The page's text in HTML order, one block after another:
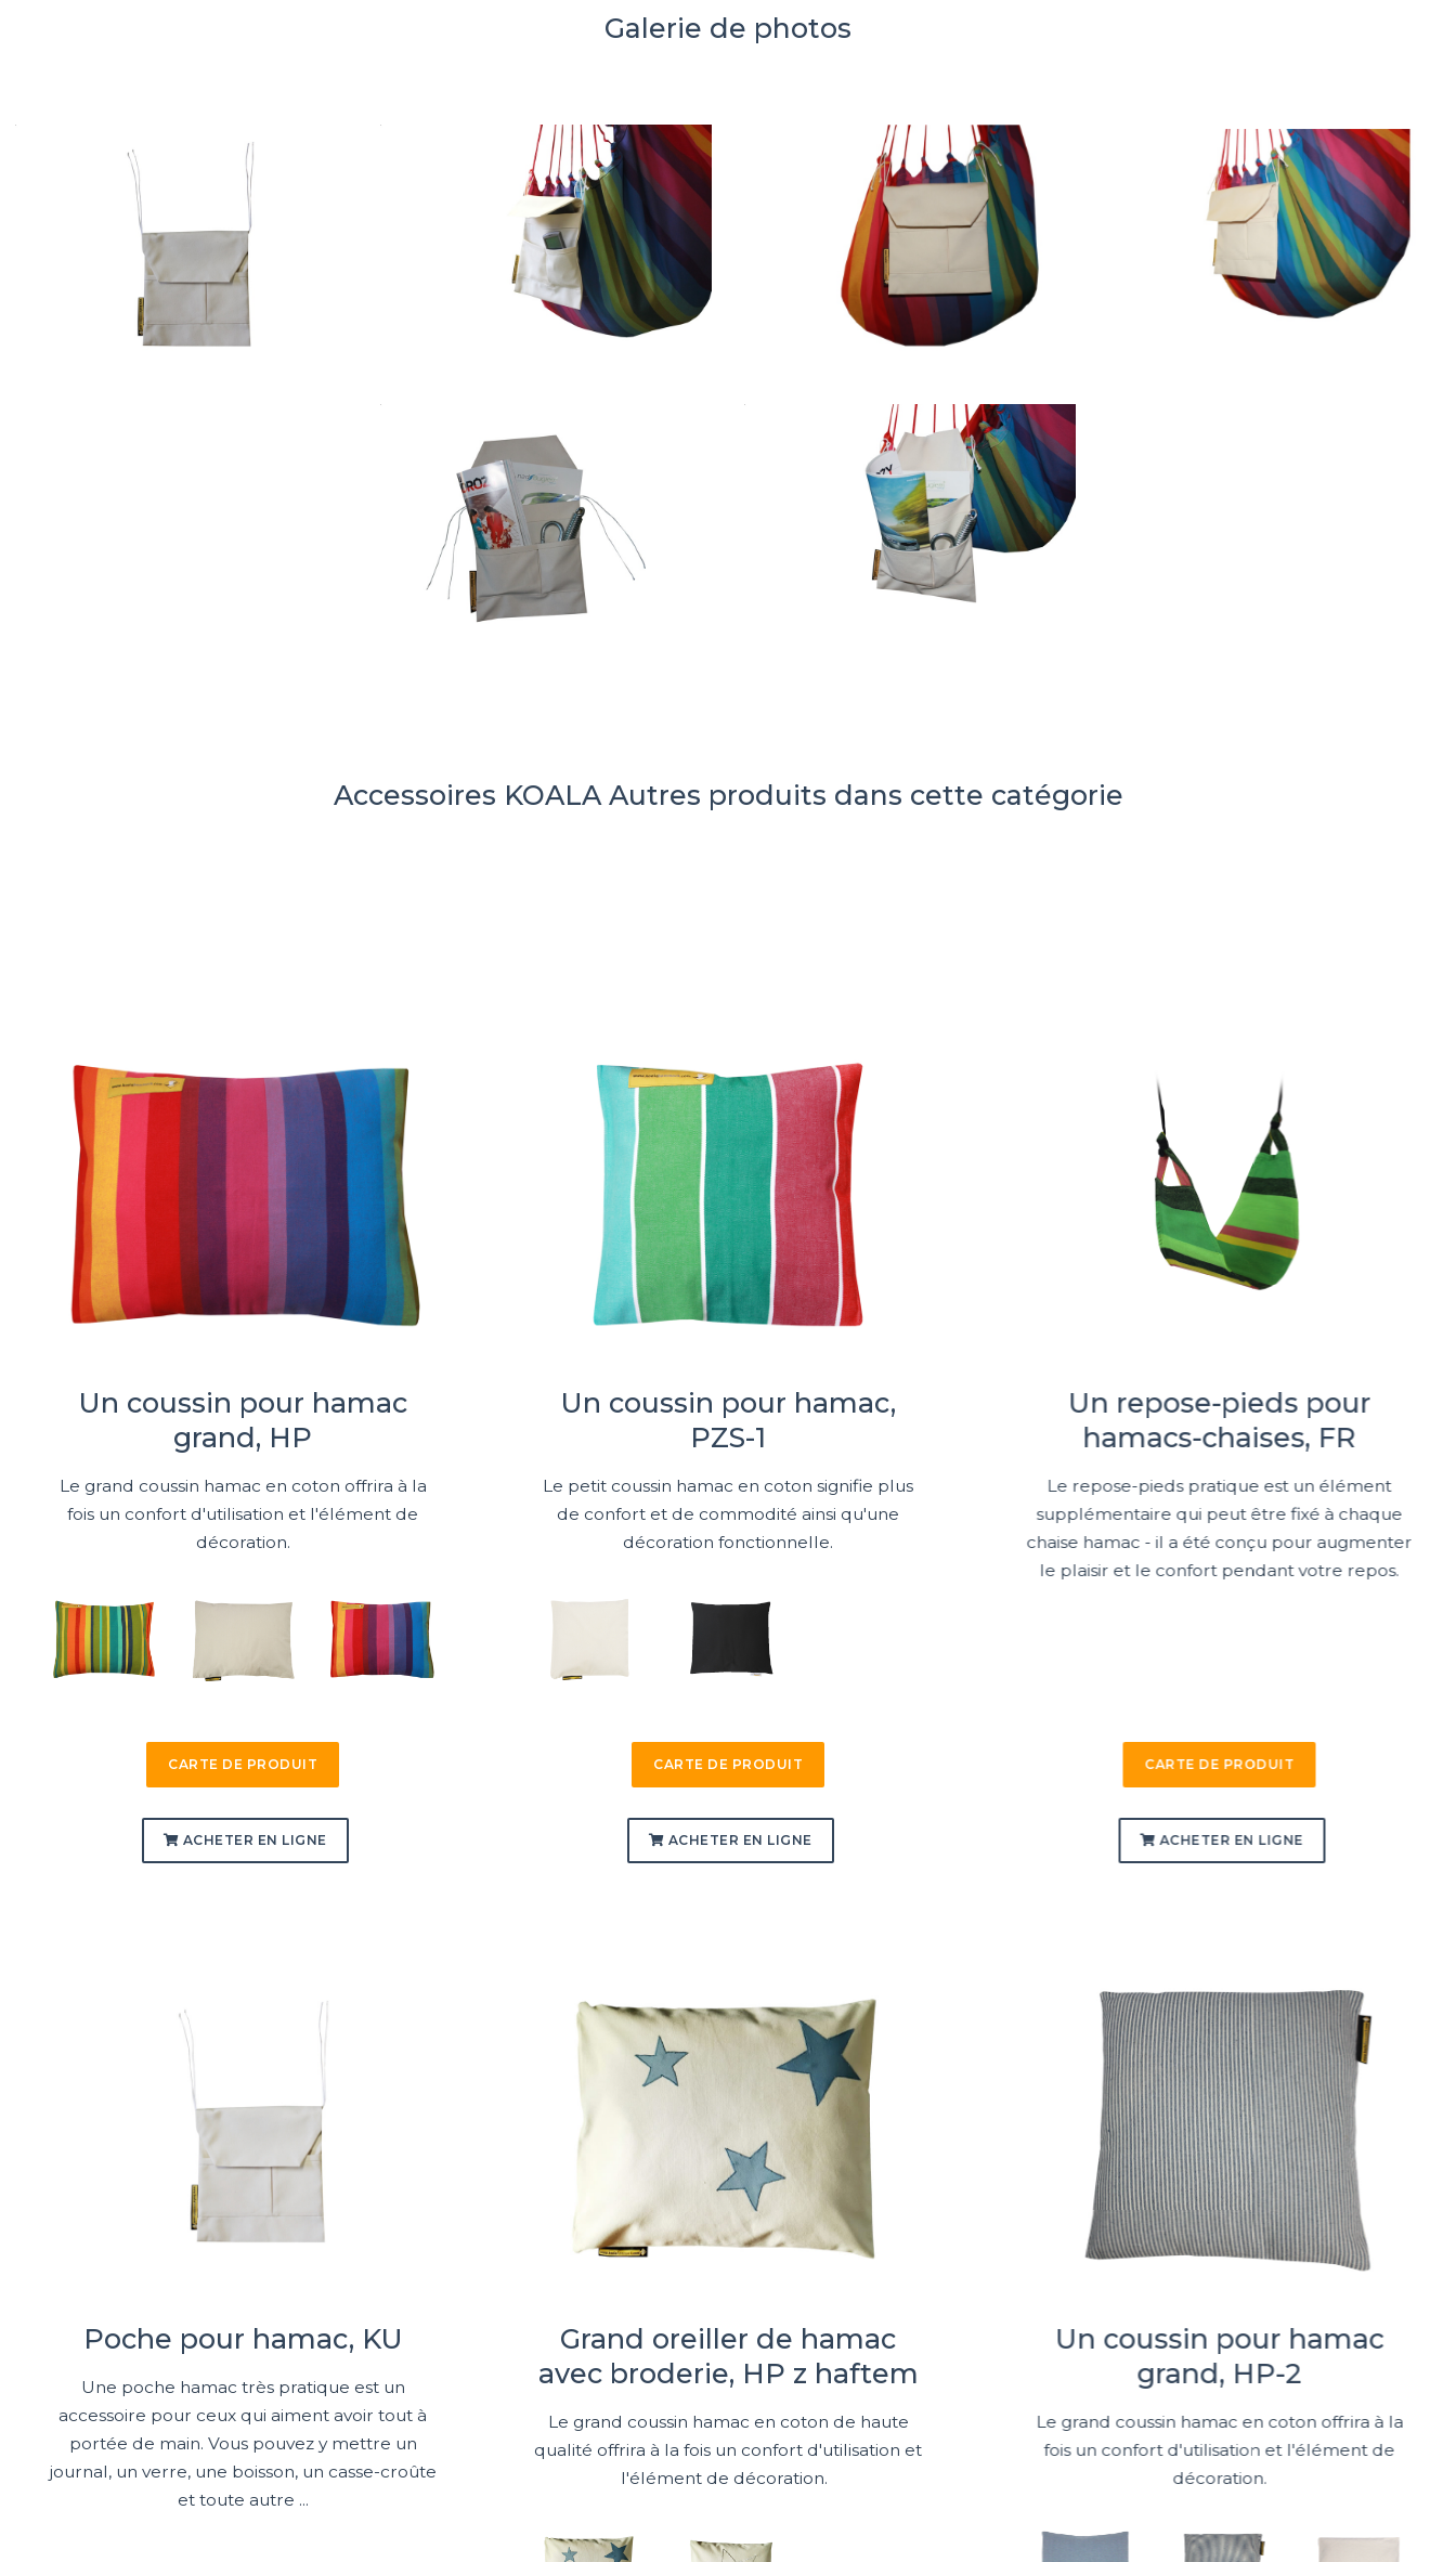
Galerie de photos
Accessoires KOALA Autres produits dans cette catégorie
Un coussin pour hamac
grand, HP
Le grand coussin hamac en coton offrira à la
fois un confort d'utilisation et l'élément de
décoration.
CARTE DE PRODUIT
ACHETER EN LIGNE
Un coussin pour hamac,
PZS-1
Le petit coussin hamac en coton signifie plus
de confort et de commodité ainsi qu'une
décoration fonctionnelle.
CARTE DE PRODUIT
ACHETER EN LIGNE
Un repose-pieds pour
hamacs-chaises, FR
Le repose-pieds pratique est un élément
supplémentaire qui peut être fixé à chaque
chaise hamac - il a été conçu pour augmenter
le plaisir et le confort pendant votre repos.
CARTE DE PRODUIT
ACHETER EN LIGNE
Poche pour hamac, KU
Une poche hamac très pratique est un
accessoire pour ceux qui aiment avoir tout à
portée de main. Vous pouvez y mettre un
journal, un verre, une boisson, un casse-croûte
et toute autre ...
Grand oreiller de hamac
avec broderie, HP z haftem
Le grand coussin hamac en coton de haute
qualité offrira à la fois un confort d'utilisation et
l'élément de décoration.
Un coussin pour hamac
grand, HP-2
Le grand coussin hamac en coton offrira à la
fois un confort d'utilisation et l'élément de
décoration.